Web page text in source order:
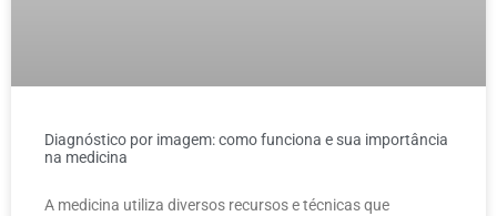
Diagnóstico por imagem: como funciona e sua importância
na medicina
A medicina utiliza diversos recursos e técnicas que